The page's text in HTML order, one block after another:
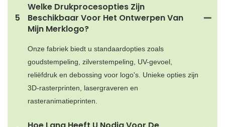
5
Welke Drukprocesopties Zijn
Beschikbaar Voor Het Ontwerpen Van
Mijn Merklogo?
Onze fabriek biedt u standaardopties zoals
goudstempeling, zilverstempeling, UV-gevoel,
reliëfdruk en debossing voor logo's. Unieke opties zijn
3D-rasterprinten, lasergraveren en
rasteranimatieprinten.